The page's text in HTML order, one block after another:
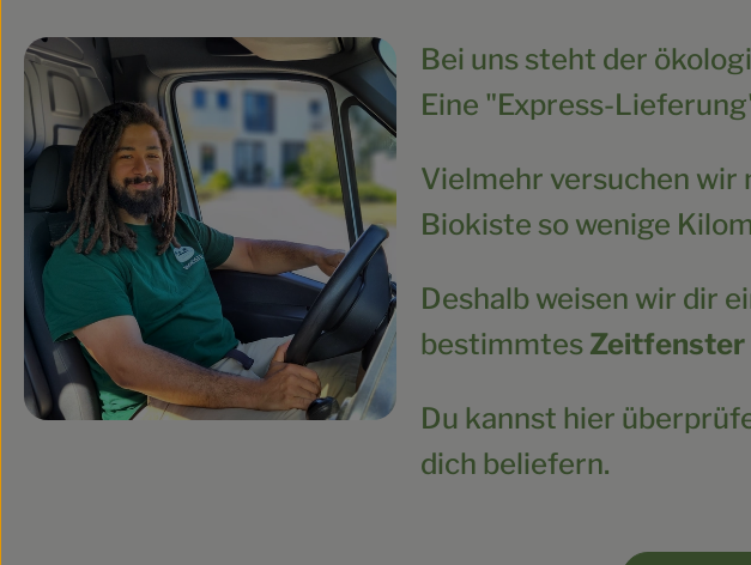
Bei uns steht der
Eine "Express-
Vielmehr versuchen
Biokiste so wenige
Deshalb weisen wir dir
bestimmtes Zeitfenster
Du kannst hier
dich beliefern.